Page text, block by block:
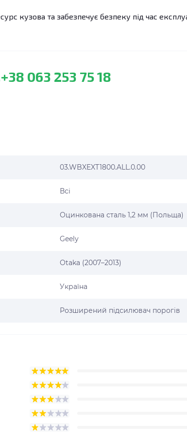
кузова та забезпечує безпеку під час
+38 063 253 75 18
03.WBXEXT1800.ALL.0.00
Всі
Оцинкована сталь 1,2 мм (Польща)
Geely
Otaka (2007–2013)
Україна
Розширений підсилювач порогів